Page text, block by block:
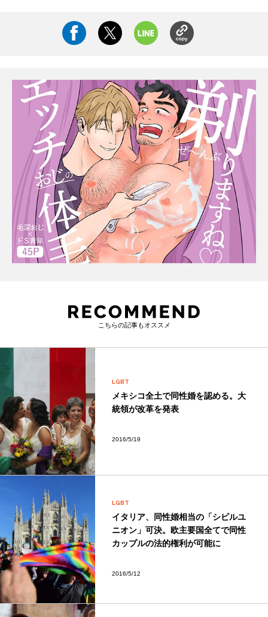
こちらの記事もオススメ
LGBT
メキシコ全土で同性婚を認める。大
統領が改革を発表
2016/5/19
LGBT
イタリア、同性婚相当の「シビルユ
ニオン」可決。欧主要国全てで同性
カップルの法的権利が可能に
2016/5/12